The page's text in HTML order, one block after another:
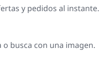
y pedidos al instante.
busca con una imagen.